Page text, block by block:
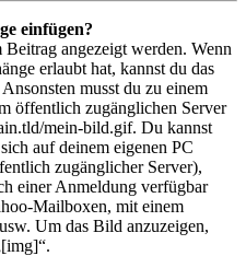
einfügen?
angezeigt werden. Wenn
erlaubt hat, kannst du das
musst du zu einem
öffentlich zugänglichen Server
mein-bild.gif. Du kannst
auf deinem eigenen PC
zugänglicher Server),
einer Anmeldung verfügbar
Mailboxen, mit einem
Um das Bild anzuzeigen,